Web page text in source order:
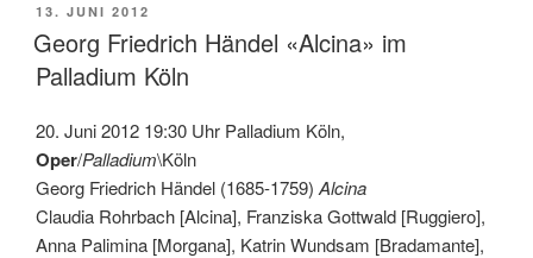
VERÖFFENTLICHT
AM
13. JUNI 2012
Georg Friedrich Händel «Alcina» im
Palladium Köln
20. Juni 2012 19:30 Uhr Palladium Köln,
Oper/Palladium\Köln
Georg Friedrich Händel (1685-1759) Alcina
Claudia Rohrbach [Alcina], Franziska Gottwald [Ruggiero],
Anna Palimina [Morgana], Katrin Wundsam [Bradamante],